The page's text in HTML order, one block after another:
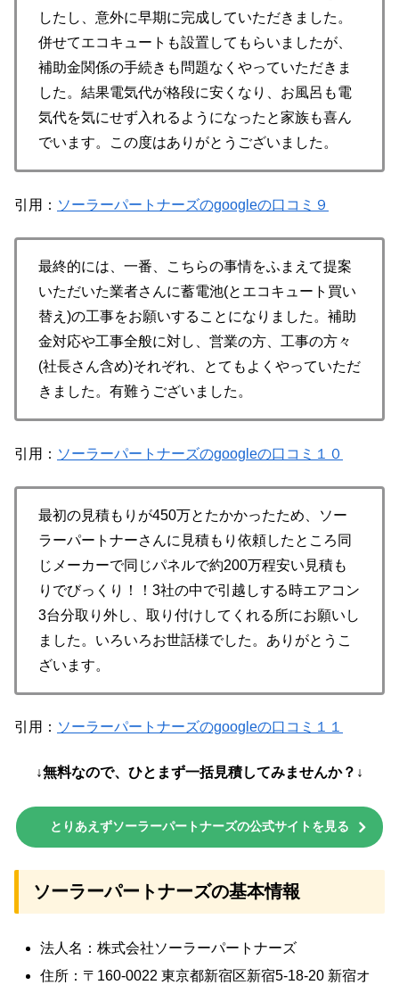
したし、意外に早期に完成していただきました。
併せてエコキュートも設置してもらいましたが、
補助金関係の手続きも問題なくやっていただきま
した。結果電気代が格段に安くなり、お風呂も電
気代を気にせず入れるようになったと家族も喜ん
でいます。この度はありがとうございました。
引用： ソーラーパートナーズのgoogleの口コミ９
最終的には、一番、こちらの事情をふまえて提案
いただいた業者さんに蓄電池(とエコキュート買い
替え)の工事をお願いすることになりました。補助
金対応や工事全般に対し、営業の方、工事の方々
(社長さん含め)それぞれ、とてもよくやっていただ
きました。有難うございました。
引用： ソーラーパートナーズのgoogleの口コミ１０
最初の見積もりが450万とたかかったため、ソー
ラーパートナーさんに見積もり依頼したところ同
じメーカーで同じパネルで約200万程安い見積も
りでびっくり！！3社の中で引越しする時エアコン
3台分取り外し、取り付けしてくれる所にお願いし
ました。いろいろお世話様でした。ありがとうこ
ざいます。
引用： ソーラーパートナーズのgoogleの口コミ１１
↓無料なので、ひとまず一括見積してみませんか？↓
とりあえずソーラーパートナーズの公式サイトを見る
ソーラーパートナーズの基本情報
法人名：株式会社ソーラーパートナーズ
住所：〒160-0022 東京都新宿区新宿5-18-20 新宿オ